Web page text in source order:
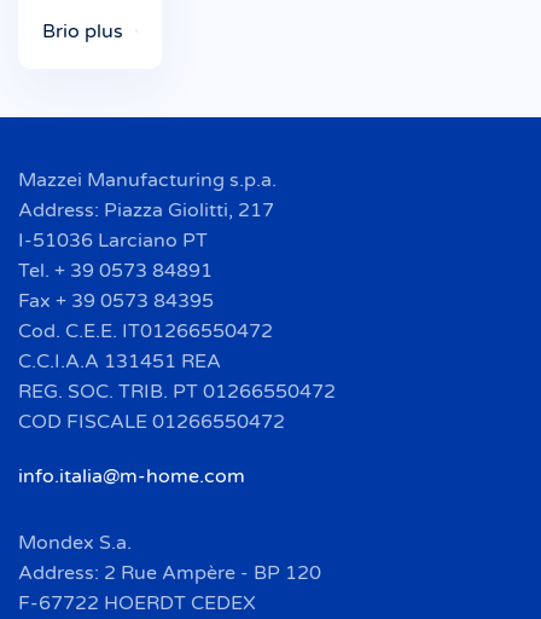
Brio plus
Mazzei Manufacturing s.p.a.
Address: Piazza Giolitti, 217
I-51036 Larciano PT
Tel. + 39 0573 84891
Fax + 39 0573 84395
Cod. C.E.E. IT01266550472
C.C.I.A.A 131451 REA
REG. SOC. TRIB. PT 01266550472
COD FISCALE 01266550472
info.italia@m-home.com
Mondex S.a.
Address: 2 Rue Ampère - BP 120
F-67722 HOERDT CEDEX